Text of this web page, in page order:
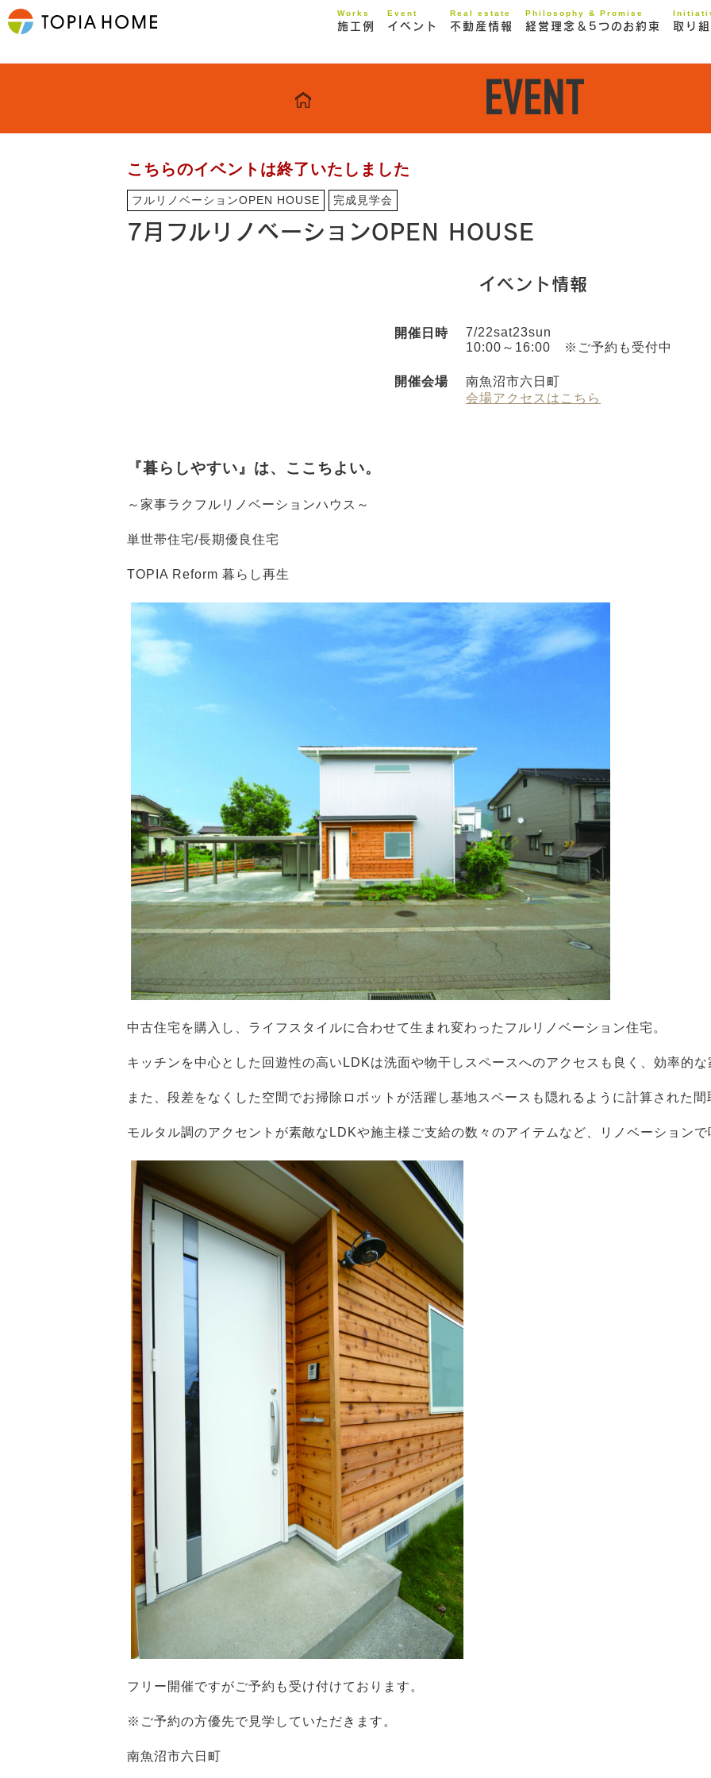
Works
施工例
Event
イベント
Real estate
不動産情報
Philosophy & Promise
経営理念＆5つのお約束 取り
EVENT
こちらのイベントは終了いたしました
フルリノベーションOPEN HOUSE 完成見学会
7月フルリノベーションOPEN HOUSE
イベント情報
開催日時
7/22sat23sun
10:00～16:00 ※ご予約も受付中
開催会場
南魚沼市六日町
会場アクセスはこちら
『暮らしやすい』は、ここちよい。
～家事ラクフルリノベーションハウス～
単世帯住宅/長期優良住宅
TOPIA Reform 暮らし再生
中古住宅を購入し、ライフスタイルに合わせて生まれ変わったフルリノベーション住宅。
キッチンを中心とした回遊性の高いLDKは洗面や物干しスペースへのアクセスも良く、効率的な
また、段差をなくした空間でお掃除ロボットが活躍し基地スペースも隠れるように計算された間
モルタル調のアクセントが素敵なLDKや施主様ご支給の数々のアイテムなど、リノベーションで
フリー開催ですがご予約も受け付けております。
※ご予約の方優先で見学していただきます。
南魚沼市六日町